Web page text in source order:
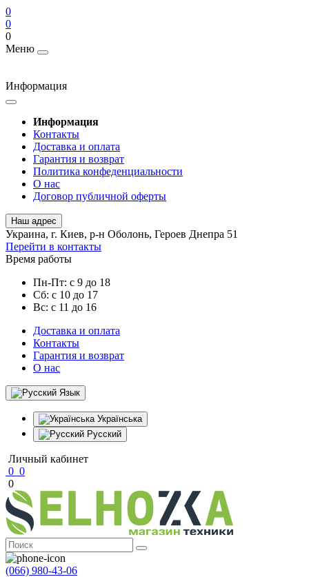
0
0
0
Меню
Информация
Информация
Контакты
Доставка и оплата
Гарантия и возврат
Политика конфеденциальности
О нас
Договор публичной оферты
Наш адрес
Украина, г. Киев, р-н Оболонь, Героев Днепра 51
Перейти в контакты
Время работы
Пн-Пт: с 9 до 18
Сб: с 10 до 17
Вс: с 11 до 16
Доставка и оплата
Контакты
Гарантия и возврат
О нас
Язык
Українська
Русский
Личный кабинет
0 0
0
(066) 980-43-06